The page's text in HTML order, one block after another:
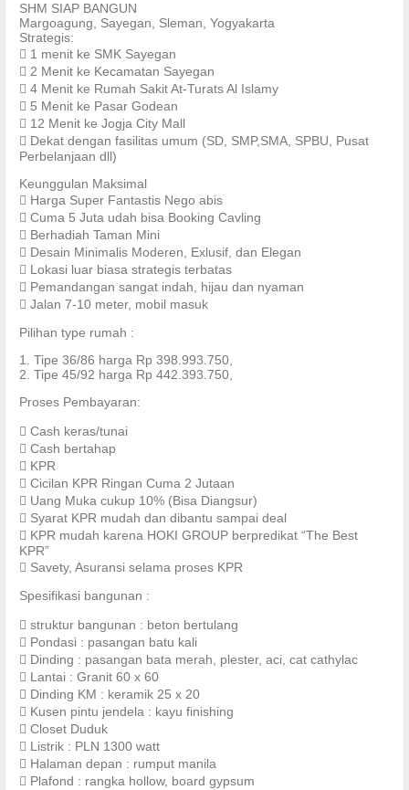
SHM SIAP BANGUN
Margoagung, Sayegan, Sleman, Yogyakarta
Strategis:
 1 menit ke SMK Sayegan
 2 Menit ke Kecamatan Sayegan
 4 Menit ke Rumah Sakit At-Turats Al Islamy
 5 Menit ke Pasar Godean
 12 Menit ke Jogja City Mall
 Dekat dengan fasilitas umum (SD, SMP,SMA, SPBU, Pusat
Perbelanjaan dll)
Keunggulan Maksimal
 Harga Super Fantastis Nego abis
 Cuma 5 Juta udah bisa Booking Cavling
 Berhadiah Taman Mini
 Desain Minimalis Moderen, Exlusif, dan Elegan
 Lokasi luar biasa strategis terbatas
 Pemandangan sangat indah, hijau dan nyaman
 Jalan 7-10 meter, mobil masuk
Pilihan type rumah :
1. Tipe 36/86 harga Rp 398.993.750,
2. Tipe 45/92 harga Rp 442.393.750,
Proses Pembayaran:
 Cash keras/tunai
 Cash bertahap
 KPR
 Cicilan KPR Ringan Cuma 2 Jutaan
 Uang Muka cukup 10% (Bisa Diangsur)
 Syarat KPR mudah dan dibantu sampai deal
 KPR mudah karena HOKI GROUP berpredikat “The Best
KPR”
 Savety, Asuransi selama proses KPR
Spesifikasi bangunan :
 struktur bangunan : beton bertulang
 Pondasi : pasangan batu kali
 Dinding : pasangan bata merah, plester, aci, cat cathylac
 Lantai : Granit 60 x 60
 Dinding KM : keramik 25 x 20
 Kusen pintu jendela : kayu finishing
 Closet Duduk
 Listrik : PLN 1300 watt
 Halaman depan : rumput manila
 Plafond : rangka hollow, board gypsum